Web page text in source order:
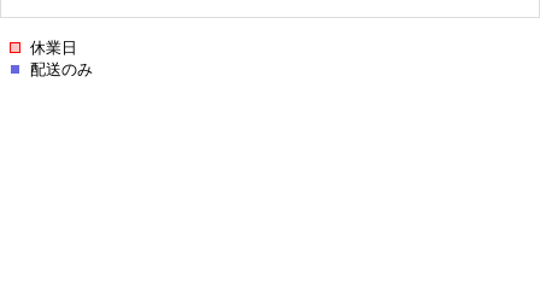
休業日
配送のみ